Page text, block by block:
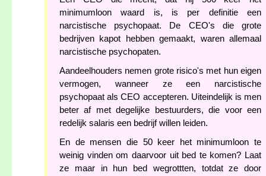
minimumloon waard is, is per definitie een
narcistische psychopaat. De CEO's die grote
bedrijven kapot hebben gemaakt, waren allemaal
narcistische psychopaten.
Aandeelhouders nemen grote risico's met hun eigen
vermogen, wanneer ze een narcistische
psychopaat als CEO accepteren. Uiteindelijk is men
beter af met degelijke bestuurders, die voor een
redelijk salaris een bedrijf willen leiden.
En de mensen die 50 keer het minimumloon te
weinig vinden om daarvoor uit bed te komen? Laat
ze maar in hun bed wegrottten, totdat ze door